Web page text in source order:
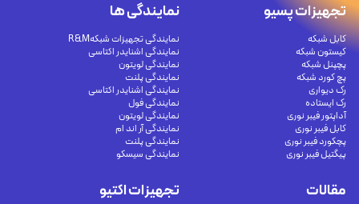
تجهیزات پسیو
کابل شبکه
کیستون شبکه
پچپنل شبکه
پچ کورد شبکه
رک دیواری
رک ایستاده
آداپتور فیبر نوری
کابل فیبر نوری
پچکورد فیبر نوری
پیگتیل فیبر نوری
تجهیزات اکتیو
نمایندگی ها
نمایندگی تجهیزات شبکهR&M
نمایندگی اشنایدر اکتاسی
نمایندگی لویتون
نمایندگی پلنت
نمایندگی اشنایدر اکتاسی
نمایندگی فول
نمایندگی لویتون
نمایندگی آر اند ام
نمایندگی پلنت
نمایندگی سیسکو
مقالات